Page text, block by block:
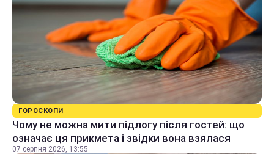
ГОРОСКОПИ
Чому не можна мити підлогу після гостей: що
означає ця прикмета і звідки вона взялася
07 серпня 2026, 13:55